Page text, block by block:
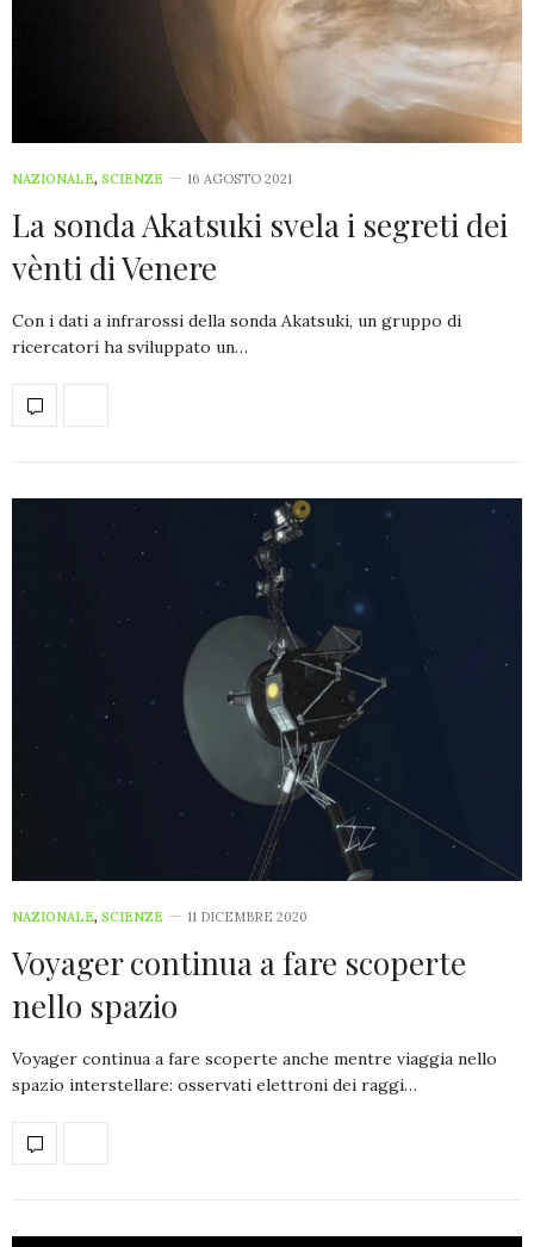
NAZIONALE, SCIENZE 16 AGOSTO 2021
La sonda Akatsuki svela i segreti dei
vènti di Venere
Con i dati a infrarossi della sonda Akatsuki, un gruppo di
ricercatori ha sviluppato un…
NAZIONALE, SCIENZE 11 DICEMBRE 2020
Voyager continua a fare scoperte
nello spazio
Voyager continua a fare scoperte anche mentre viaggia nello
spazio interstellare: osservati elettroni dei raggi…